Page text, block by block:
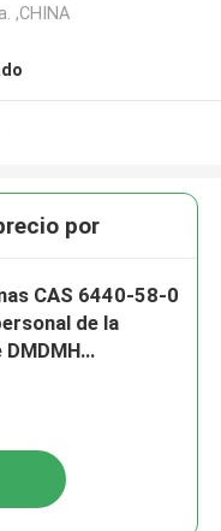
,CHINA
por
CAS 6440-58-0
de la